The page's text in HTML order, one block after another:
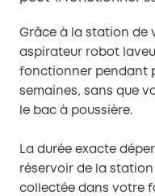
Grâce à la station de
aspirateur robot
fonctionner pendant
semaines, sans que
le bac à poussière.
La durée exacte
réservoir de la
collectée dans votre